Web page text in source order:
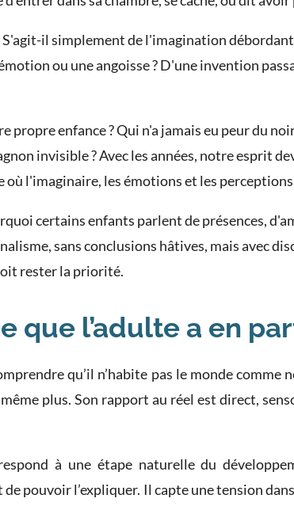
il simplement de l'imagination
ou une angoisse ? D'une invention
enfance ? Qui n'a jamais eu peur du
invisible ? Avec les années, notre esprit
l'imaginaire, les émotions et les
certains enfants parlent de présences,
sans conclusions hâtives, mais avec
rester la priorité.
que l’adulte a en
qu’il n’habite pas le monde comme
plus. Son rapport au réel est direct,
à une étape naturelle du
pouvoir l’expliquer. Il capte une tension